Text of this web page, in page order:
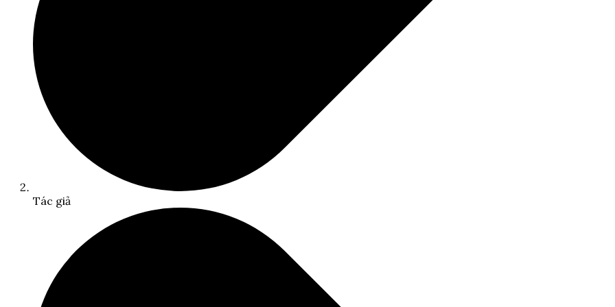
Tác giả